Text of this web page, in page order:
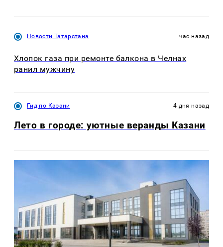
Новости Татарстана час назад
Хлопок газа при ремонте балкона в Челнах
ранил мужчину
Гид по Казани 4 дня назад
Лето в городе: уютные веранды Казани